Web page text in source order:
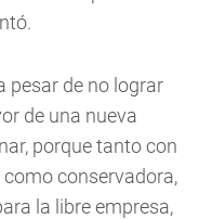
pesar de no lograr
de una nueva
porque tanto con
conservadora,
la libre empresa,